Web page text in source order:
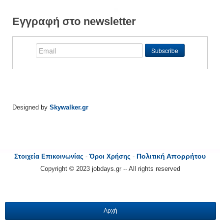
Εγγραφή στο newsletter
Designed by Skywalker.gr
Στοιχεία Επικοινωνίας -Όροι Χρήσης - Πολιτική Απορρήτου
Copyright © 2023 jobdays.gr -- All rights reserved
Αρχή